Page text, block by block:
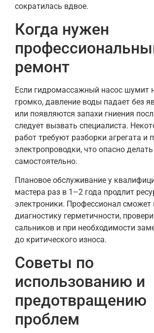
сократилась вдвое.
Когда нужен
ремонт
Если гидромассажный насос шумит
громко, давление воды падает без
или появляются запахи гниения
следует вызвать специалиста.
работ требуют разборки агрегата и
электропроводки, что опасно делать
самостоятельно.
Плановое обслуживание у
мастера раз в 1–2 года продлит
электроники. Профессионал сможет
диагностику герметичности,
сальников и при необходимости
до критического износа.
Советы по
использованию и
предотвращению
проблем